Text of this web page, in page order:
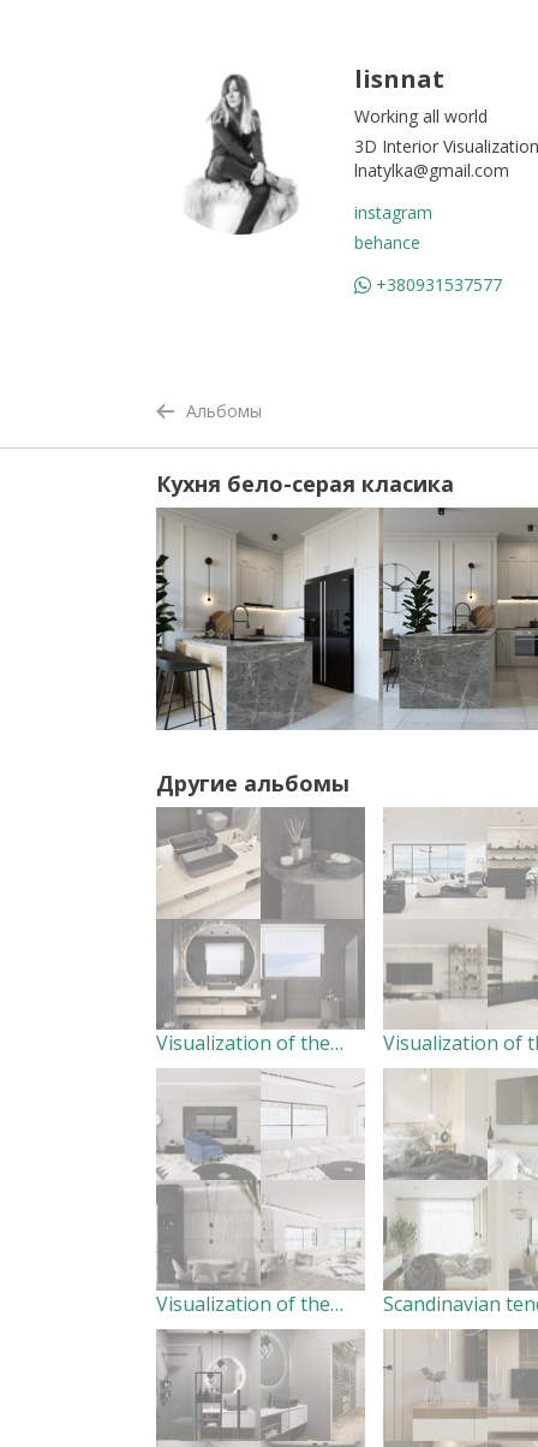
lisnnat
Working all world
3D Interior
lnatylka@gmail.com
instagram
behance
+380931537577
Альбомы
Кухня бело-серая класика
Другие альбомы
Visualization of the master bathroom.
Visualization of the kitchen - living room.